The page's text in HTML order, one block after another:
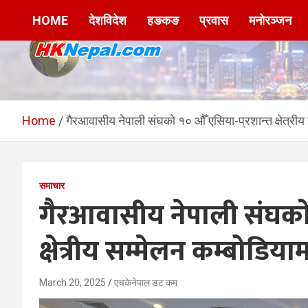
HKNepal.com –
हङकङबाट सञ्चालित पहिलो
hknepal, hknepal.com, hk nepal, hk nepal com
HOME देशविदेश हङकङ प्रवास मनोरञ्जन
Home गैरआवासीय नेपाली संघको १० औँ एसिया-प्रशान्त क्षेत्रीय
समाचार
गैरआवासीय नेपाली
क्षेत्रीय सम्मेलन
March 20, 2025 एचकेनेपाल डट कम